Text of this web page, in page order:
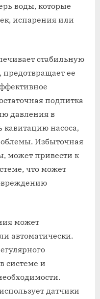
воды, которые
испарения или
стабильную
предотвращает ее
подпитка
давления в
кавитацию насоса,
Избыточная
может привести к
что может
может
автоматически.
системе и
датчики